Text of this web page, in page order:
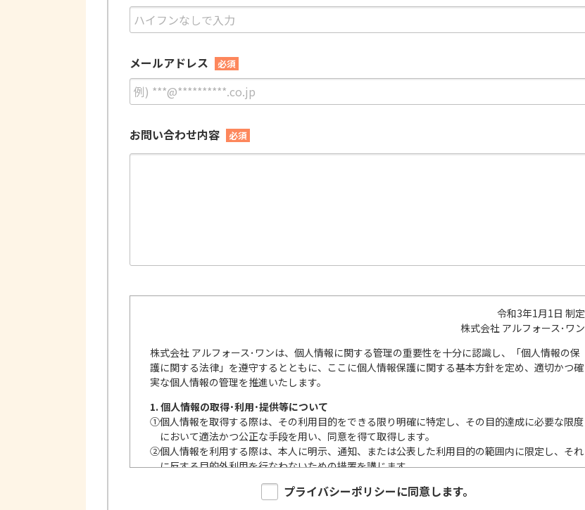
メールアドレス 必須
お問い合わせ内容 必須
令和3年1月1日 制定
株式会社 アルフォース･ワン
株式会社 アルフォース･ワンは、個人情報に関する管理の重要性を十分に認識し、「個人情報の保
護に関する法律」を遵守するとともに、ここに個人情報保護に関する基本方針を定め、適切かつ確
実な個人情報の管理を推進いたします。
1. 個人情報の取得･利用･提供等について
①個人情報を取得する際は、その利用目的をできる限り明確に特定し、その目的達成に必要な限度
において適法かつ公正な手段を用い、同意を得て取得します。
②個人情報を利用する際は、本人に明示、通知、または公表した利用目的の範囲内に限定し、それ
に反する目的外利用を行なわないための措置を講じます。
個人情報を第三者に提供またはその取扱いを委託する際は、本人が同意を与えた利用目的の範囲
内で、適法にこれを行います。プライバシーポリシーに同意します。